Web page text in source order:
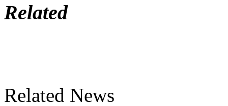
Related
Related News